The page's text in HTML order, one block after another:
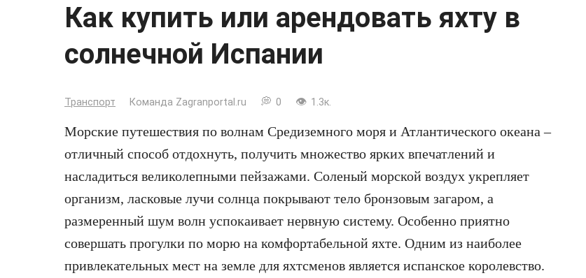
Как купить или арендовать яхту в
солнечной Испании
Транспорт Команда Zagranportal.ru 0 1.3к.
Морские путешествия по волнам Средиземного моря и Атлантического океана –
отличный способ отдохнуть, получить множество ярких впечатлений и
насладиться великолепными пейзажами. Соленый морской воздух укрепляет
организм, ласковые лучи солнца покрывают тело бронзовым загаром, а
размеренный шум волн успокаивает нервную систему. Особенно приятно
совершать прогулки по морю на комфортабельной яхте. Одним из наиболее
привлекательных мест на земле для яхтсменов является испанское королевство.